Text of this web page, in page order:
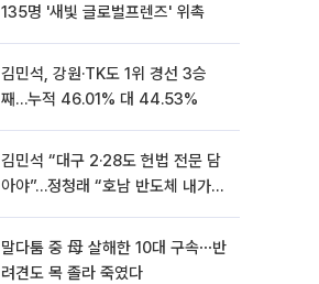
135명 '새빛 글로벌프렌즈' 위촉
김민석, 강원·TK도 1위 경선 3승
째…누적 46.01% 대 44.53%
김민석 “대구 2·28도 헌법 전문 담
아야”…정청래 “호남 반도체 내가
말다툼 중 母 살해한 10대 구속⋯반
려견도 목 졸라 죽였다